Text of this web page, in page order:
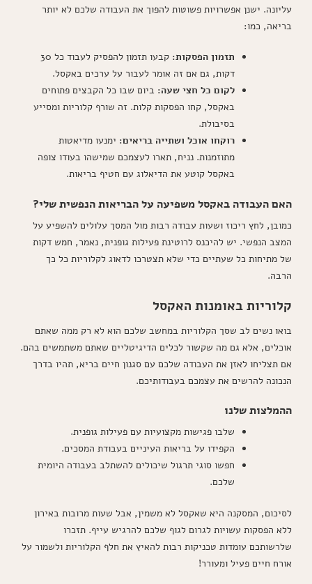
עליונה. ישנן אפשרויות פשוטות להפוך את העבודה שלכם לא יותר
בריאה, כמו:
תזמון הפסקות:
קבעו תזמון להפסיק לעבוד כל 30
דקות, גם אם זה אומר לעבור על ערכים באקסל.
לקום כל חצי שעה: ביום שבו כל הקבצים פתוחים
באקסל, קחו הפסקות קלות. זה שורף קלוריות ומסייע
בסיבולת.
רוקחו אוכל ושתייה בריאים: ימנעו מדיאטות
מתוזמנות. נניח, תארו לעצמכם שמישהו בעודו צופה
באקסל קוטע את הדיאלוג עם חטיף בריאות.
האם העבודה באקסל משפיעה על הבריאות הנפשית שלי?
כמובן, לחץ ריכוז ושעות עבודה רבות מול המסך עלולים להשפיע על
המצב הנפשי. יש להיכנס לרוטינת פעילות גופנית, נאמר, חמש דקות
של מתיחות כל שעתיים כדי שלא תצטרכו לדאוג לקלוריות כל כך
הרבה.
קלוריות באומנות האקסל
בואו נשים לב שסך הקלוריות במחשב שלכם הוא לא רק ממה שאתם
אוכלים, אלא גם מה שקשור לכלים הדיגיטליים שאתם משתמשים בהם.
אם תצליחו לאזן את העבודה שלכם עם סגנון חיים בריא, תהיו בדרך
הנכונה להרשים את עצמכם בעבודותיכם.
ההמלצות שלנו
שלבו פגישות מקצועיות עם פעילות גופנית.
הקפידו על בריאות העיניים בעבודת המסכים.
חפשו סוגי תרגול שיכולים להשתלב בעבודה היומית
שלכם.
לסיכום, המסקנה היא שאקסל לא משמין, אבל שעות מרובות באירון
ללא הפסקות עשויות לגרום לגוף שלכם להרגיש עייף. תזכרו
שלרשותכם עומדות טכניקות רבות להאיץ את חלף הקלוריות ולשמור על
אורח חיים פעיל ומעורר!